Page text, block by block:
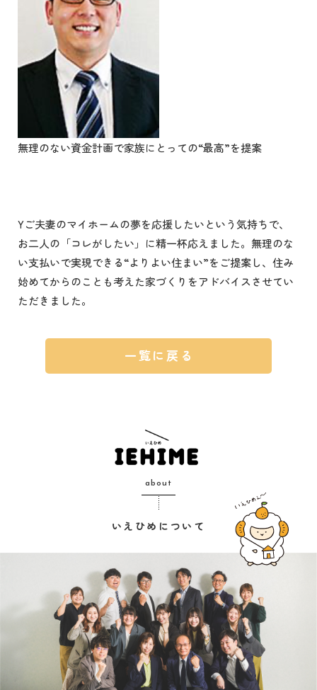
無理のない資金計画で家族にとっての“最高”を提案
Yご夫妻のマイホームの夢を応援したいという気持ちで、
お二人の「コレがしたい」に精一杯応えました。無理のな
い支払いで実現できる“よりよい住まい”をご提案し、住み
始めてからのことも考えた家づくりをアドバイスさせてい
ただきました。
一覧に戻る
about
いえひめについて